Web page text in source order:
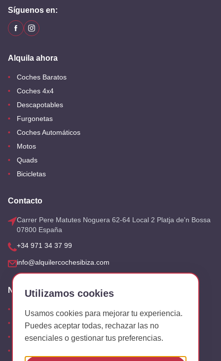
Síguenos en:
Alquila ahora
Coches Baratos
Coches 4x4
Descapotables
Furgonetas
Coches Automáticos
Motos
Quads
Bicicletas
Contacto
Carrer Pere Matutes Noguera 62-64 Local 2 Platja de'n Bossa
07800 España
+34 971 34 37 99
info@alquilercochesibiza.com
Nuestras Oficinas
Aeropuerto
San Antonio
Playa den Bossa
Utilizamos cookies
Usamos cookies para mejorar tu experiencia.
Puedes aceptar todas, rechazar las no
esenciales o gestionar tus preferencias.